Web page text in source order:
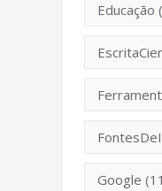
Educação
Google